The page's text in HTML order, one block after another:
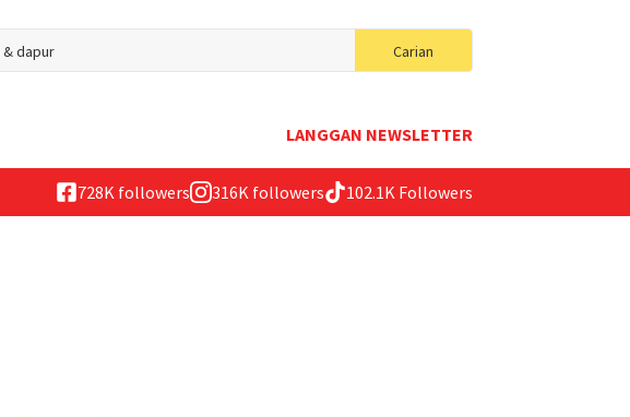
Carian
for:
LANGGAN NEWSLETTER
728K followers 316K followers 102.1K Followers